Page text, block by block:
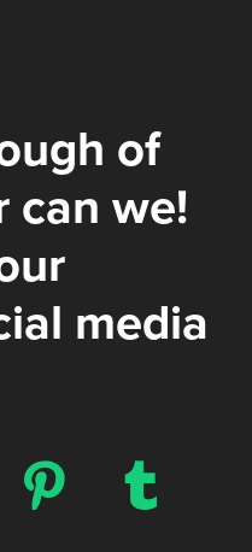
of
can we!
media
d z